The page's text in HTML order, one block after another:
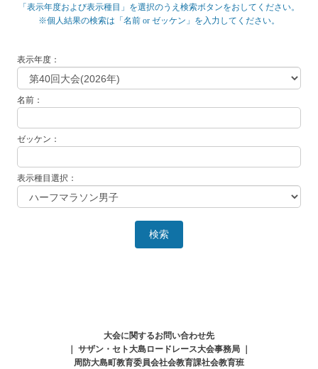
「表示年度および表示種目」を選択のうえ検索ボタンをおしてください。
※個人結果の検索は「名前 or ゼッケン」を入力してください。
表示年度：
名前：
ゼッケン：
表示種目選択：
検索
大会に関するお問い合わせ先
｜ サザン・セト大島ロードレース大会事務局 ｜
周防大島町教育委員会社会教育課社会教育班